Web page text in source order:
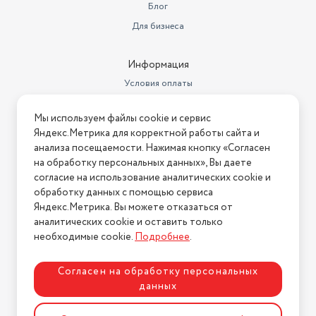
Блог
Для бизнеса
Информация
Условия оплаты
Условия возврата
Нашли ошибку на сайте? Напишите нам
2026 © Интернет-магазин "АстМаркет". У нас есть всё!
Политика конфиденциальности
Разработка сайтаASTDESIGN
Мы используем файлы cookie и сервис
Яндекс.Метрика для корректной работы сайта и
анализа посещаемости. Нажимая кнопку «Согласен
на обработку персональных данных», Вы даете
согласие на использование аналитических cookie и
обработку данных с помощью сервиса
Яндекс.Метрика. Вы можете отказаться от
аналитических cookie и оставить только
необходимые cookie.Подробнее.
Согласен на обработку персональных
данных